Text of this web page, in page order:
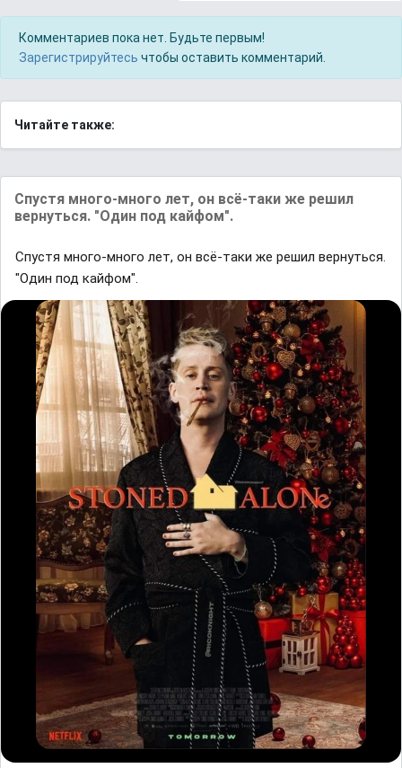
Комментариев пока нет. Будьте первым!
Зарегистрируйтесь чтобы оставить комментарий.
Читайте также:
Спустя много-много лет, он всё-таки же решил
вернуться. "Один под кайфом".
Спустя много-много лет, он всё-таки же решил вернуться.
"Один под кайфом".